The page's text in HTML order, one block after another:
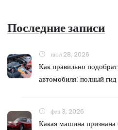
Последние записи
июл 28, 2026
Как правильно
автомобиля: полный
фев 3, 2026
Какая машина